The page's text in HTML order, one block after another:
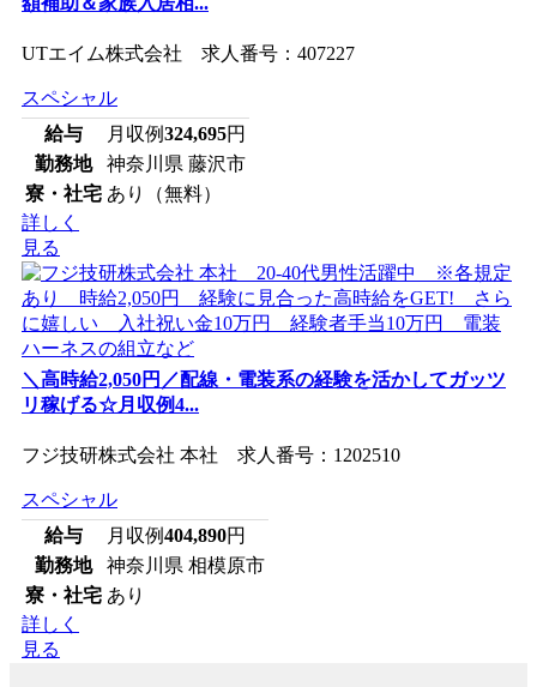
UTエイム株式会社 求人番号：407227
スペシャル
給与
月収例324,695円
勤務地
神奈川県 藤沢市
寮・社宅 あり（無料）
詳しく
見る
＼高時給2,050円／配線・電装系の経験を活かしてガッツ
リ稼げる☆月収例4...
フジ技研株式会社 本社 求人番号：1202510
スペシャル
給与
月収例404,890円
勤務地
神奈川県 相模原市
寮・社宅 あり
詳しく
見る